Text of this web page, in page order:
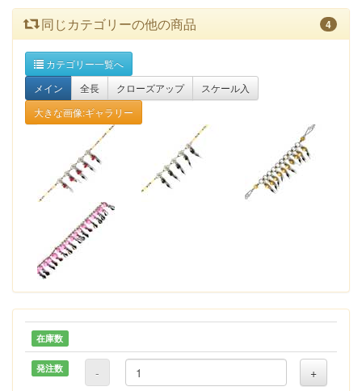
同じカテゴリーの他の商品 4
カテゴリー一覧へ
メイン
全長 クローズアップ
スケール入
大きな画像:ギャラリー
在庫数
発注数 - +